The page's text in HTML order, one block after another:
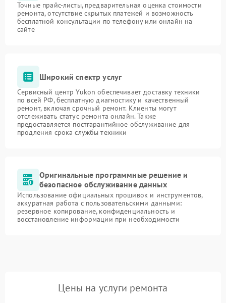
Точные прайс-листы, предварительная оценка стоимости
ремонта, отсутствие скрытых платежей и возможность
бесплатной консультации по телефону или онлайн на
сайте
Широкий спектр услуг
Сервисный центр Yukon обеспечивает доставку техники
по всей РФ, бесплатную диагностику и качественный
ремонт, включая срочный ремонт. Клиенты могут
отслеживать статус ремонта онлайн. Также
предоставляется постгарантийное обслуживание для
продления срока службы техники
Оригинальные программные решение и
безопасное обслуживание данных
Использование официальных прошивок и инструментов,
аккуратная работа с пользовательскими данными:
резервное копирование, конфиденциальность и
восстановление информации при необходимости
Цены на услуги ремонта